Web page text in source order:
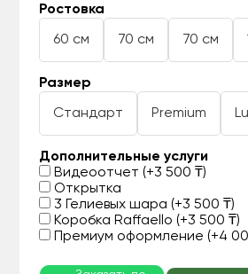
Ростовка
60 см 70 см 70 см
Размер
Стандарт Premium
Дополнительные услуги
Видеоотчет (+3 500 ₸)
Открытка
3 Гелиевых шара (+3 500 ₸)
Коробка Raffaello (+3 500 ₸)
Премиум оформление (+4